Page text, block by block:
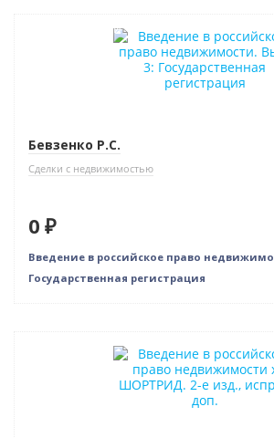
Нет в наличии
Бевзенко Р.С.
Сделки с недвижимостью
0 ₽
Введение в российское право
Государственная регистрация